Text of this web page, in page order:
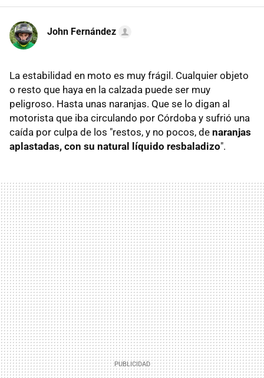
John Fernández
La estabilidad en moto es muy frágil. Cualquier objeto
o resto que haya en la calzada puede ser muy
peligroso. Hasta unas naranjas. Que se lo digan al
motorista que iba circulando por Córdoba y sufrió una
caída por culpa de los "restos, y no pocos, de naranjas
aplastadas, con su natural líquido resbaladizo".